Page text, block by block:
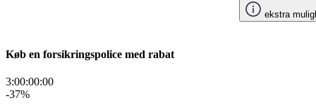
ekstra
Køb en forsikringspolice med rabat
3:00:00:00
-37%